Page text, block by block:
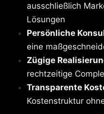
ausschließlich
Lösungen
Persönliche
eine
Zügige
rechtzeitige
Transparente
Kostenstruktur